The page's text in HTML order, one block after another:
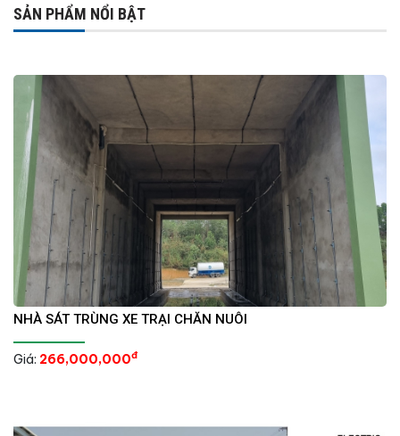
SẢN PHẨM NỔI BẬT
NHÀ SÁT TRÙNG XE TRẠI CHĂN NUÔI
Giá: 266,000,000đ